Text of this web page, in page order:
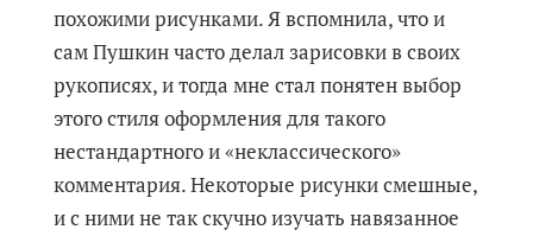
похожими рисунками. Я вспомнила, что и
сам Пушкин часто делал зарисовки в своих
рукописях, и тогда мне стал понятен выбор
этого стиля оформления для такого
нестандартного и «неклассического»
комментария. Некоторые рисунки смешные,
и с ними не так скучно изучать навязанное